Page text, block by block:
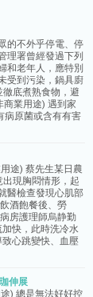
的不外乎停電、停
理署曾經發過下列
和老年人，應特別
受到污染，鍋具廚
底煮熟食物，避
業用途) 遇到家
病原菌或含有有害
途) 蔡先生某日農
現胸悶情形，起
醫檢查發現心肌部
酒飽餐後、勞
房護理師烏静勤
快，此時洗冷水
心跳變快、血壓
伸展
) 總是無法好好控